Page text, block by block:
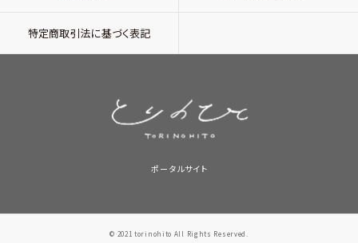
特定商取引法に基づく表記
ポータルサイト
© 2021 torinohito All Rights Reserved.